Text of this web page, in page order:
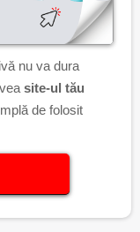
nu va dura
site-ul tău
de folosit